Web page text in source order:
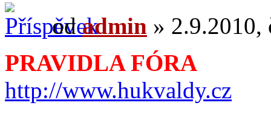
odadmin » 2.9.2010,
PRAVIDLA FÓRA
http://www.hukvaldy.cz